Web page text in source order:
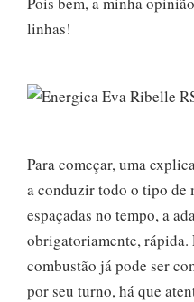
linhas!
Para começar, uma
a conduzir todo o tipo de
espaçadas no tempo, a
obrigatoriamente, rápida.
combustão já pode ser
por seu turno, há que